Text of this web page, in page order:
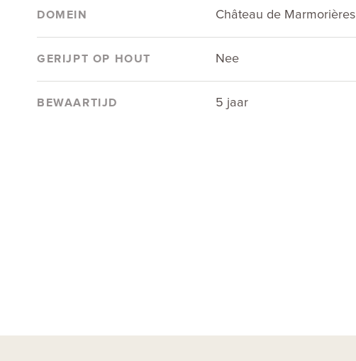
DOMEIN Château de Marmorières
GERIJPT OP HOUT Nee
BEWAARTIJD 5 jaar